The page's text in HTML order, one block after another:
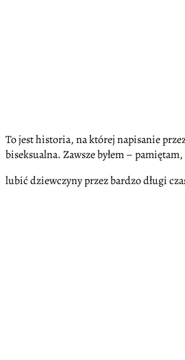
To jest historia, na której napisanie
biseksualna. Zawsze byłem –
lubić dziewczyny przez bardzo długi